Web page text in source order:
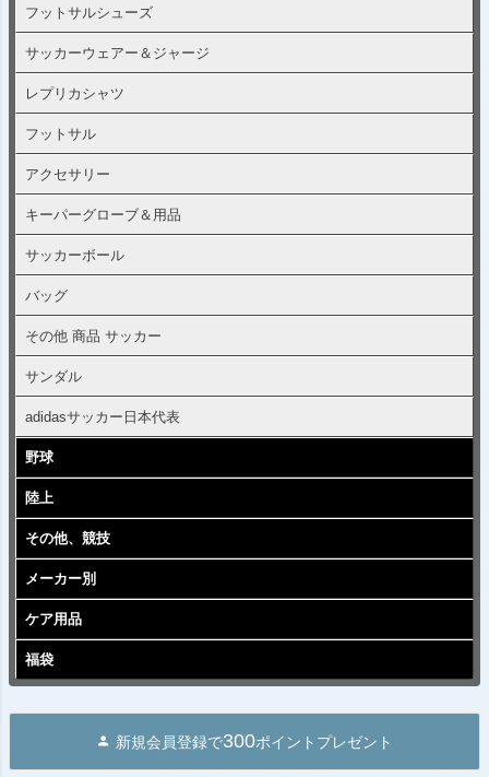
フットサルシューズ
サッカーウェアー＆ジャージ
レプリカシャツ
フットサル
アクセサリー
キーパーグローブ＆用品
サッカーボール
バッグ
その他 商品 サッカー
サンダル
adidasサッカー日本代表
野球
陸上
その他、競技
メーカー別
ケア用品
福袋
新規会員登録で300ポイントプレゼント